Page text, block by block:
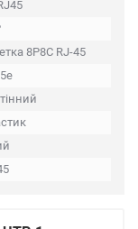
8P8C RJ-45